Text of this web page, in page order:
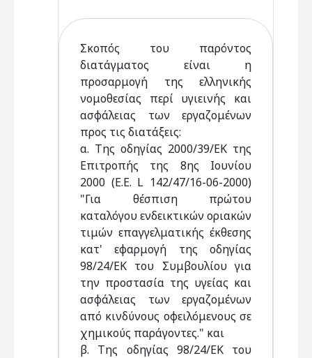
Σκοπός του παρόντος
διατάγματος είναι η
προσαρμογή της ελληνικής
νομοθεσίας περί υγιεινής και
ασφάλειας των εργαζομένων
προς τις διατάξεις:
α. Της οδηγίας 2000/39/ΕΚ της
Επιτροπής της 8ης Ιουνίου
2000 (Ε.Ε. L 142/47/16-06-2000)
"Για θέσπιση πρώτου
καταλόγου ενδεικτικών οριακών
τιμών επαγγελματικής έκθεσης
κατ' εφαρμογή της οδηγίας
98/24/ΕΚ του Συμβουλίου για
την προστασία της υγείας και
ασφάλειας των εργαζομένων
από κινδύνους οφειλόμενους σε
χημικούς παράγοντες." και
β. Της οδηγίας 98/24/ΕΚ του